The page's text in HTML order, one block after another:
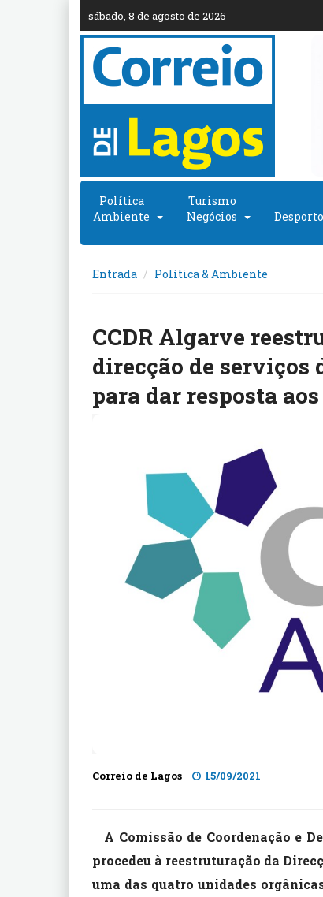
sábado, 8 de agosto de 2026
Política
Ambiente
Turismo
Negócios
Desporto
Entrada Política & Ambiente
CCDR Algarve
direcção de
para dar resposta
Correio de Lagos 15/09/2021
A Comissão de Coordenação e
procedeu à reestruturação da
uma das quatro unidades